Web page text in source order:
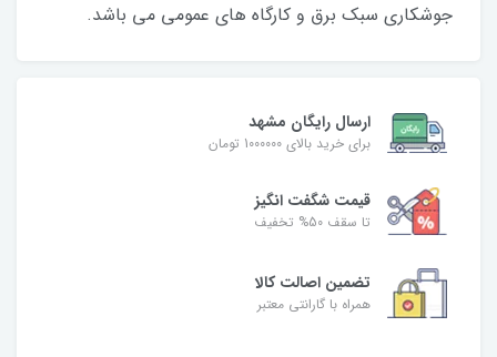
جوشکاری سبک برق و کارگاه های عمومی می باشد.
ارسال رایگان مشهد
برای خرید بالای 1000000 تومان
قیمت شگفت‌ انگیز
تا سقف 50% تخفیف
تضمین اصالت کالا
همراه با گارانتی معتبر